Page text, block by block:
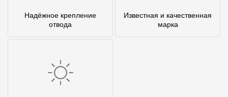
Надёжное крепление
отвода
Известная и качественная
марка